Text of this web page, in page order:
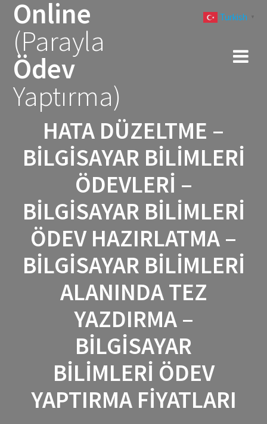
Online
(Parayla
Ödev
Yaptırma)
HATA DÜZELTME –
BILGISAYAR BILIMLERI
ÖDEVLERI –
BILGISAYAR BILIMLERI
ÖDEV HAZIRLATMA –
BILGISAYAR BILIMLERI
ALANINDA TEZ
YAZDIRMA –
BILGISAYAR
BILIMLERI ÖDEV
YAPTIRMA FIYATLARI
Turkish ▼